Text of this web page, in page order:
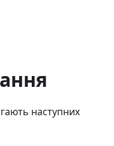
наступних